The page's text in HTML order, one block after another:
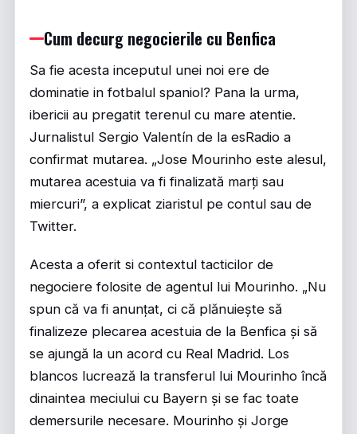
Cum decurg negocierile cu Benfica
Sa fie acesta inceputul unei noi ere de
dominatie in fotbalul spaniol? Pana la urma,
ibericii au pregatit terenul cu mare atentie.
Jurnalistul Sergio Valentín de la esRadio a
confirmat mutarea. „Jose Mourinho este alesul,
mutarea acestuia va fi finalizată marți sau
miercuri”, a explicat ziaristul pe contul sau de
Twitter.
Acesta a oferit si contextul tacticilor de
negociere folosite de agentul lui Mourinho. „Nu
spun că va fi anunțat, ci că plănuiește să
finalizeze plecarea acestuia de la Benfica și să
se ajungă la un acord cu Real Madrid. Los
blancos lucrează la transferul lui Mourinho încă
dinaintea meciului cu Bayern și se fac toate
demersurile necesare. Mourinho și Jorge